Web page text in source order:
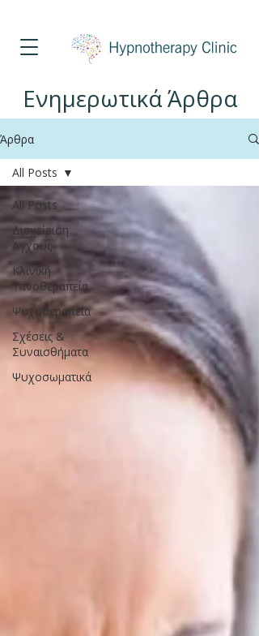
Ενημερωτικά Άρθρα
Άρθρα
All Posts
Διαχείριση
Άγχους
Κλινική
Υπνοθεραπεία
Ψυχοθεραπεία
Σχέσεις &
Συναισθήματα
Ψυχοσωματικά
All Posts